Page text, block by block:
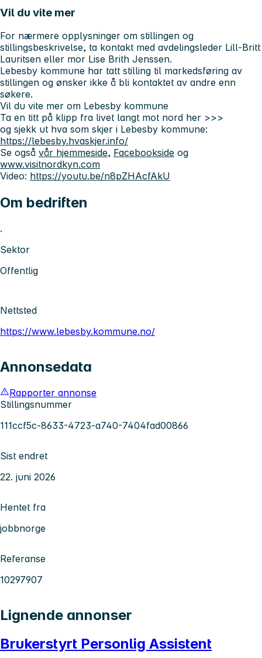
Vil du vite mer
For nærmere opplysninger om stillingen og
stillingsbeskrivelse, ta kontakt med avdelingsleder Lill-Britt
Lauritsen eller mor Lise Brith Jenssen.
Lebesby kommune har tatt stilling til markedsføring av
stillingen og ønsker ikke å bli kontaktet av andre enn
søkere.
Vil du vite mer om Lebesby kommune
Ta en titt på klipp fra livet langt mot nord her >>>
og sjekk ut hva som skjer i Lebesby kommune:
https://lebesby.hvaskjer.info/
Se også vår hjemmeside, Facebookside og
www.visitnordkyn.com
Video: https://youtu.be/n8pZHAcfAkU
Om bedriften
.
Sektor
Offentlig
Nettsted
https://www.lebesby.kommune.no/
Annonsedata
Rapporter annonse
Stillingsnummer
111ccf5c-8633-4723-a740-7404fad00866
Sist endret
22. juni 2026
Hentet fra
jobbnorge
Referanse
10297907
Lignende annonser
Brukerstyrt Personlig Assistent